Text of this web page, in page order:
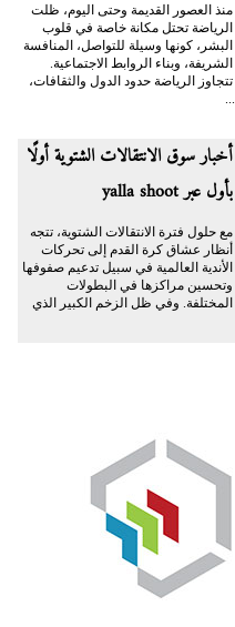
منذ العصور القديمة وحتى اليوم، ظلت
الرياضة تحتل مكانة خاصة في قلوب
البشر، كونها وسيلة للتواصل، المنافسة
الشريفة، وبناء الروابط الاجتماعية.
تتجاوز الرياضة حدود الدول والثقافات،
أخبار سوق الانتقالات الشتوية أولًا
بأول عبر yalla shoot
مع حلول فترة الانتقالات الشتوية، تتجه
أنظار عشاق كرة القدم إلى تحركات
الأندية العالمية في سبيل تدعيم صفوفها
وتحسين مراكزها في البطولات
المختلفة. وفي ظل الزخم الكبير الذي